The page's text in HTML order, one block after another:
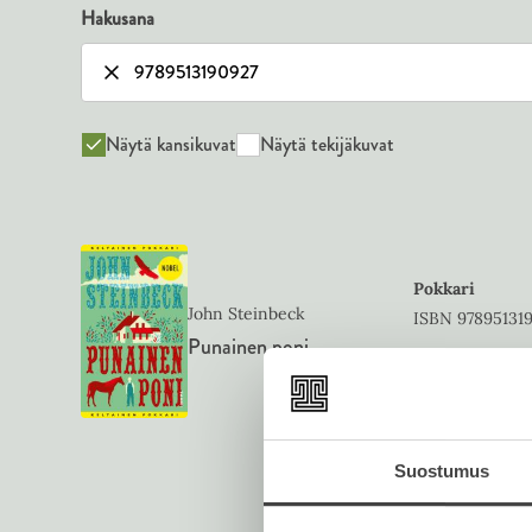
Suostumus
Hakusana
Näytä kansikuvat Näytä tekijäkuvat
John Steinbeck
Punainen poni
Pokkari
ISBN